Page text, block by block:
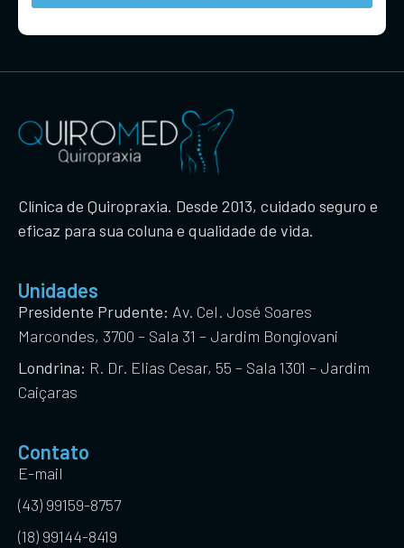
Clínica de Quiropraxia. Desde 2013, cuidado seguro e
eficaz para sua coluna e qualidade de vida.
Contato
E-mail
(43) 99159-8757
(18) 99144-8419
Unidades
Presidente Prudente: Av. Cel. José Soares
Marcondes, 3700 – Sala 31 – Jardim Bongiovani
Londrina: R. Dr. Elias Cesar, 55 – Sala 1301 – Jardim
Caiçaras